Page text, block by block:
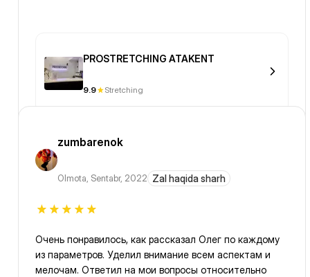
PROSTRETCHING ATAKENT
9.9 Stretching
zumbarenok
Olmota, Sentabr, 2022 Zal haqida sharh
Очень понравилось, как рассказал Олег по каждому
из параметров. Уделил внимание всем аспектам и
мелочам. Ответил на мои вопросы относительно